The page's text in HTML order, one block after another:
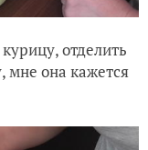
отделить
мне она кажется